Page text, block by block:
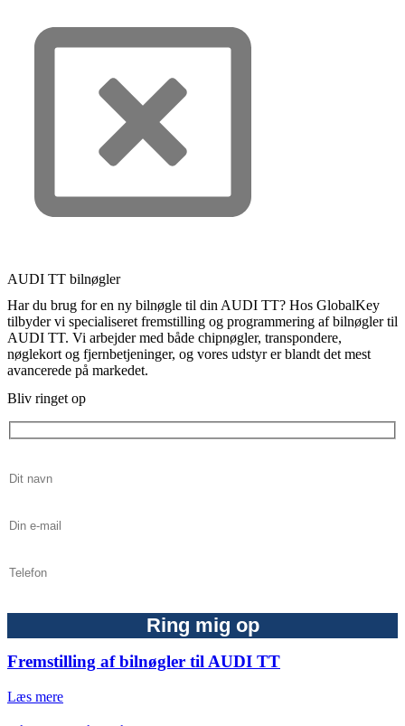
AUDI TT bilnøgler
Har du brug for en ny bilnøgle til din AUDI TT? Hos GlobalKey
tilbyder vi specialiseret fremstilling og programmering af bilnøgler til
AUDI TT. Vi arbejder med både chipnøgler, transpondere,
nøglekort og fjernbetjeninger, og vores udstyr er blandt det mest
avancerede på markedet.
Bliv ringet op
Fremstilling af bilnøgler til AUDI TT
Læs mere